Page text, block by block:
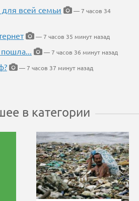
всей семьи
— 7 часов 34
— 7 часов 35 минут назад
— 7 часов 36 минут назад
— 7 часов 37 минут назад
в категории